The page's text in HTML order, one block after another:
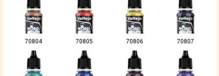
70804 70805 70806 70807